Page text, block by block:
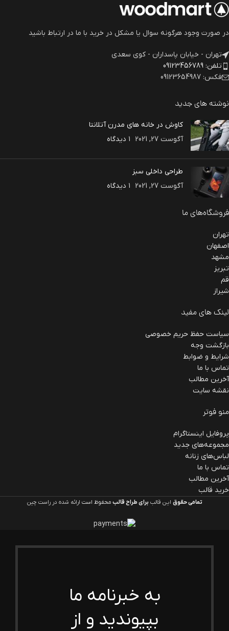
در صورت وجود هرگونه سوال یا مشکل در خرید با ما در ارتباط باشید
تهران - خیابان پاسداران - کوی سعدی
تلفن: 09123456789
فکس: 09123654987
نوشته های جدید
کاوش در خانه های مدرن آتلانتا
آگوست 27, 2021
۱ دیدگاه
طراحی داخلی سبز
آگوست 27, 2021
۱ دیدگاه
فروشگاه‌های ما
تهران
اصفهان
مشهد
تبریز
قم
شیراز
لینک های مفید
سیاست حفظ حریم خصوصی
بازگشت وجه
شرایط و ضوابط
تماس با ما
آخرین مطالب
نقشه سایت
منو فوتر
پروفایل اینستاگرام
مجموعه‌های جدید
لباس‌های زنانه
تماس با ما
آخرین مطالب
خرید قالب
تمامی حقوق این قالب برای طراح قالب محفوظ است ارائه شده در راست چین
به خبرنامه ما
بپیوندید و از